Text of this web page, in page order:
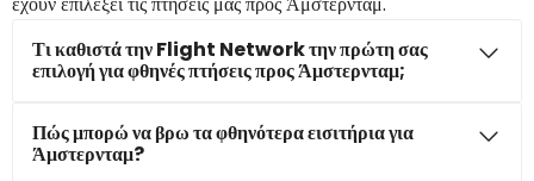
Τι καθιστά την Flight Network την πρώτη σας
επιλογή για φθηνές πτήσεις προς Άμστερνταμ;
Πώς μπορώ να βρω τα φθηνότερα εισιτήρια για
Άμστερνταμ?